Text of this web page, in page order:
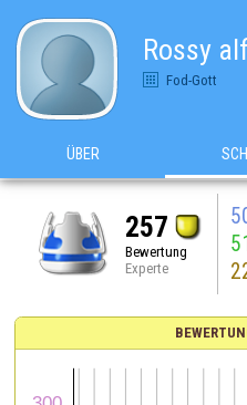
Rossy
Fod-Gott
ÜBER
257
Bewertung
Experte